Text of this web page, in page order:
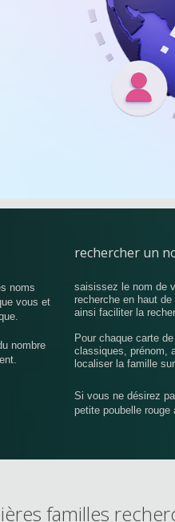
noms
vous et
nombre
rechercher un
saisissez le nom de
recherche en haut
ainsi faciliter la
Pour chaque carte
classiques, prénom,
localiser la famille
Si vous ne désirez
petite poubelle
familles